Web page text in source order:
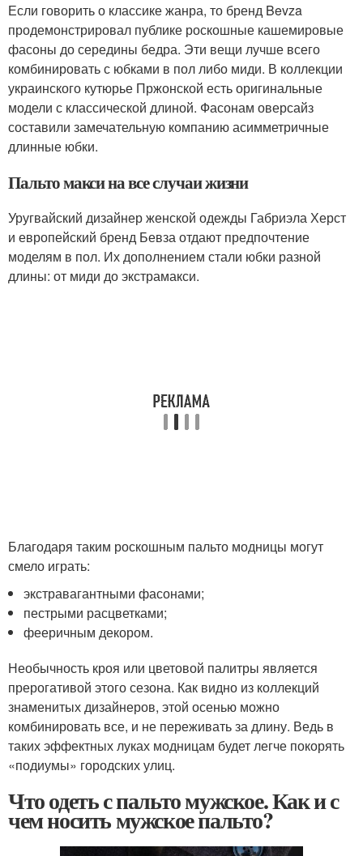
Если говорить о классике жанра, то бренд Bevza
продемонстрировал публике роскошные кашемировые
фасоны до середины бедра. Эти вещи лучше всего
комбинировать с юбками в пол либо миди. В коллекции
украинского кутюрье Пржонской есть оригинальные
модели с классической длиной. Фасонам оверсайз
составили замечательную компанию асимметричные
длинные юбки.
Пальто макси на все случаи жизни
Уругвайский дизайнер женской одежды Габриэла Херст
и европейский бренд Бевза отдают предпочтение
моделям в пол. Их дополнением стали юбки разной
длины: от миди до экстрамакси.
Благодаря таким роскошным пальто модницы могут
смело играть:
экстравагантными фасонами;
пестрыми расцветками;
фееричным декором.
Необычность кроя или цветовой палитры является
прерогативой этого сезона. Как видно из коллекций
знаменитых дизайнеров, этой осенью можно
комбинировать все, и не переживать за длину. Ведь в
таких эффектных луках модницам будет легче покорять
«подиумы» городских улиц.
Что одеть с пальто мужское. Как и с
чем носить мужское пальто?